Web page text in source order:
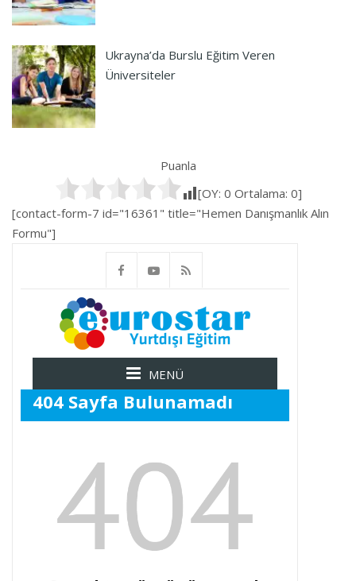
Ukrayna’da Burslu Eğitim Veren
Üniversiteler
Puanla
[OY: 0 Ortalama: 0]
[contact-form-7 id="16361" title="Hemen Danışmanlık Alın
Formu"]